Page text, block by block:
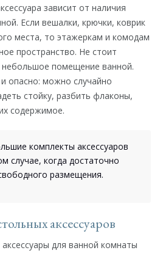
зависит от наличия
Если вешалки, крючки, коврик
места, то этажеркам и комодам
пространство. Не стоит
помещение ванной.
опасно: можно случайно
стойку, разбить флаконы,
содержимое.
комплекты аксессуаров
случае, когда достаточно
размещения.
аксессуаров
для ванной комнаты